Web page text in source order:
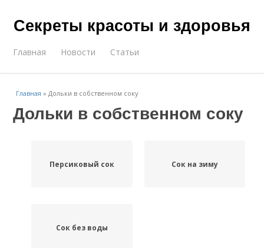
Секреты красоты и здоровья
Главная Новости Статьи
Главная »Дольки в собственном соку
Дольки в собственном соку
Персиковый сок Сок на зиму
Сок без воды